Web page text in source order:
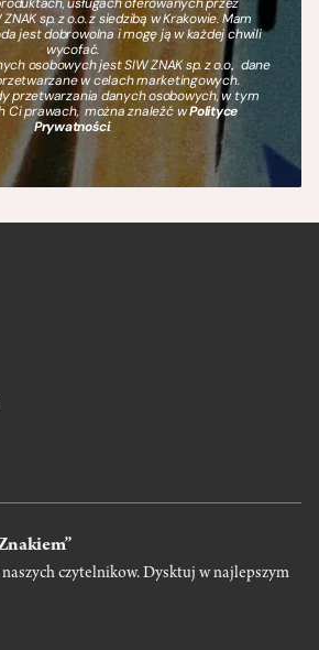
sp. z o.o. z siedzibą w Krakowie. Mam
jest dobrowolna i mogę ją w każdej chwili
wycofać.
osobowych jest SIW ZNAK sp. z o.o., dane
w celach marketingowych.
przetwarzania danych osobowych, w tym
Ci prawach, można znaleźć wPolityce
Prywatności.
naszych czytelnikow. Dysktuj w najlepszym